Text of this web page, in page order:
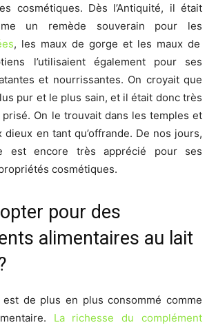
cosmétiques. Dès l’Antiquité, il était
un remède souverain pour les
, les maux de gorge et les maux de
l’utilisaient également pour ses
et nourrissantes. On croyait que
pur et le plus sain, et il était donc très
On le trouvait dans les temples et
en tant qu’offrande. De nos jours,
est encore très apprécié pour ses
cosmétiques.
pour des
alimentaires au lait
est de plus en plus consommé comme
La richesse du complément